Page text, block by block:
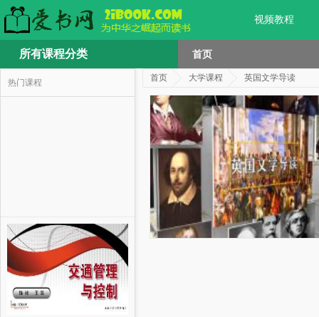
视频教程
所有课程分类 首页
热门课程 首页 大学课程 英国文学导读